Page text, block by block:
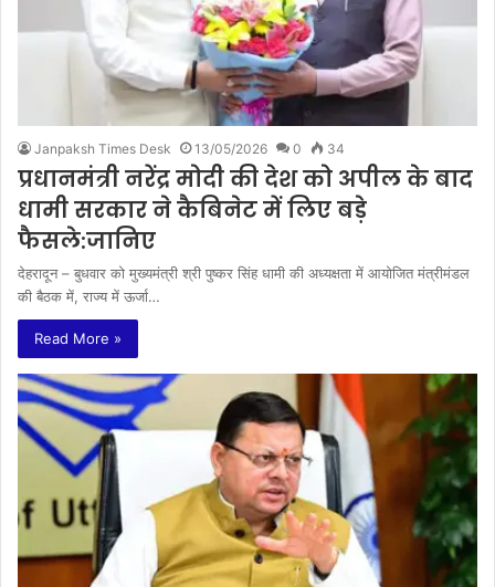
Janpaksh Times Desk 13/05/2026 0 34
प्रधानमंत्री नरेंद्र मोदी की देश को अपील के बाद
धामी सरकार ने कैबिनेट में लिए बड़े
फैसले:जानिए
देहरादून – बुधवार को मुख्यमंत्री श्री पुष्कर सिंह धामी की अध्यक्षता में आयोजित मंत्रीमंडल
की बैठक में, राज्य में ऊर्जा…
Read More »